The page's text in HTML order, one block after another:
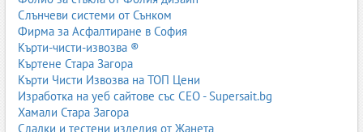
Слънчеви системи от Сънком
Фирма за Асфалтиране в София
Кърти-чисти-извозва ®
Къртене Стара Загора
Кърти Чисти Извозва на ТОП Цени
Изработка на уеб сайтове със СЕО - Supersait.bg
Хамали Стара Загора
Сладки и тестени изделия от Жанета